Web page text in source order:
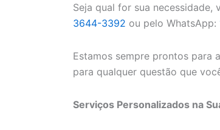
Seja qual for sua
3644-3392 ou pelo WhatsApp:
Estamos sempre prontos para
para qualquer questão que
Serviços Personalizados na